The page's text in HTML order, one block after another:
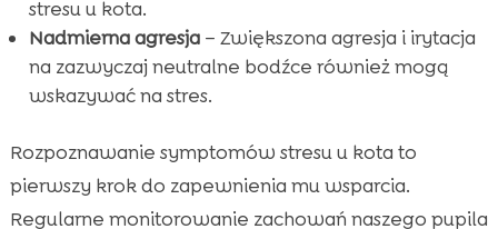
stresu u kota.
Nadmierna agresja– Zwiększona agresja i irytacja
na zazwyczaj neutralne bodźce również mogą
wskazywać na stres.
Rozpoznawanie symptomów stresu u kota to
pierwszy krok do zapewnienia mu wsparcia.
Regularne monitorowanie zachowań naszego pupila